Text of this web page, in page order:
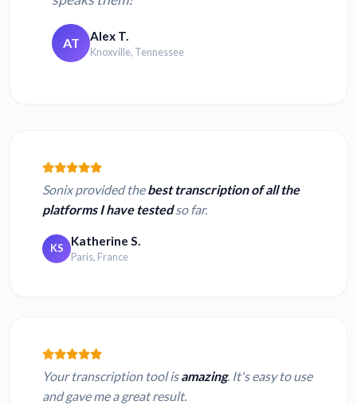
AT Alex T.
Knoxville, Tennessee
Sonix provided thebest transcription of all the
platforms I have testedso far.
KS Katherine S.
Paris, France
Your transcription tool isamazing. It's easy to use
and gave me a great result.